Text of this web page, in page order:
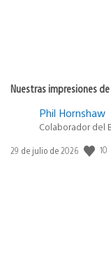
Nuestras impresiones
Phil Hornshaw
Colaborador del
Fecha
29 de julio de 2026 10